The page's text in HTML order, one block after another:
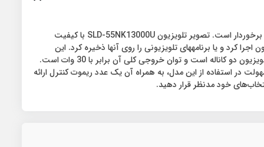
تلویزیون مدل SLD-55NK13000U محصولی از برند اسنوا (Snowa) است که با سایز 55 اینچ به بازار عرضه شده است. این تلویزیون از تکنولوژی LED برخوردار است. تصویر تلویزیون SLD-55NK13000U با کیفیت
تصویر 4K است. این تلویزیون دارای دو درگاه USB است که می‎توان از طریق آن فایل‎های صوتی و تصویری را از طریق فلش و هارد اکسترنال روی تلویزیون اجرا کرد و یا برنامه‎های تلویزیونی را روی آن‎ها ذخیره کرد. این
تلویزیون همچنین از 3 درگاه HDMI هم بهره می‌برد که برای اتصال لپ‌تاپ، کنسول بازی و سایر لوازم دیگر مورد استفاده قرار می‌گیرد. سیستم صوتی تلویزیون دو کاناله است و توان خروجی کلی آن برابر با 30 وات است.
در استفاده از این مدل، به همراه آن یک عدد ریموت‌ کنترل ارائه